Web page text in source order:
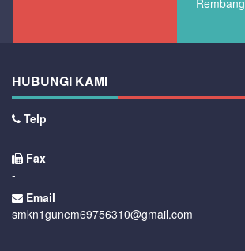
Rembang
HUBUNGI KAMI
Telp
-
Fax
-
Email
smkn1gunem69756310@gmail.com